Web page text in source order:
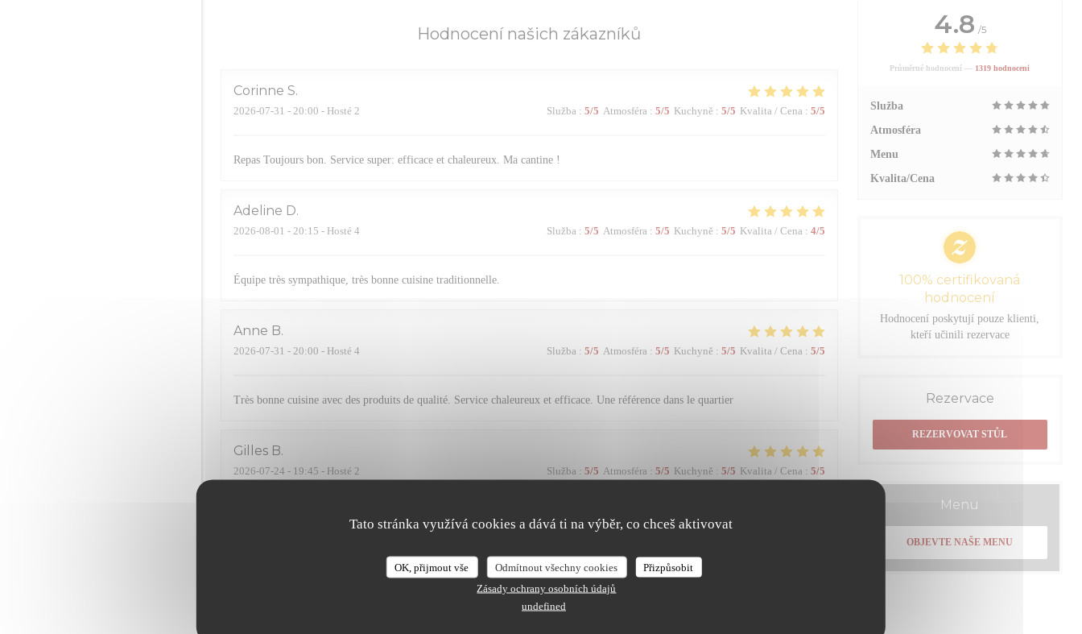
Tato stránka využívá cookies a dává ti na výběr, co chceš aktivovat
OK, přijmout vše Odmítnout všechny cookies
Přizpůsobit
Zásady ochrany osobních údajů
undefined
Hodnocení našich zákazníků
Corinne S
2026-07-31 - 20:00 - Hosté 2 Služba : 5/5 Atmosféra : 5/5 Kuchyně : 5/5 Kvalita / Cena : 5/5
Repas Toujours bon. Service super: efficace et chaleureux. Ma cantine !
Adeline D
2026-08-01 - 20:15 - Hosté 4 Služba : 5/5 Atmosféra : 5/5 Kuchyně : 5/5 Kvalita / Cena : 4/5
Équipe très sympathique, très bonne cuisine traditionnelle.
Anne B
2026-07-31 - 20:00 - Hosté 4 Služba : 5/5 Atmosféra : 5/5 Kuchyně : 5/5 Kvalita / Cena : 5/5
Très bonne cuisine avec des produits de qualité. Service chaleureux et efficace. Une référence dans le quartier
Gilles B
2026-07-24 - 19:45 - Hosté 2 Služba : 5/5 Atmosféra : 5/5 Kuchyně : 5/5 Kvalita / Cena : 5/5
Služba
4.8 /5
Průměrné hodnocení — 1319 hodnoceni
Služba
Atmosféra
Menu
Kvalita/Cena
100% certifikovaná
hodnocení
Hodnocení poskytují pouze klienti,
kteří učinili rezervace
Rezervace
REZERVOVAT STŮL
Menu
OBJEVTE NAŠE MENU